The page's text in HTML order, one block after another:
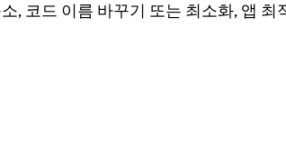
, 코드 이름 바꾸기 또는 최소화, 앱